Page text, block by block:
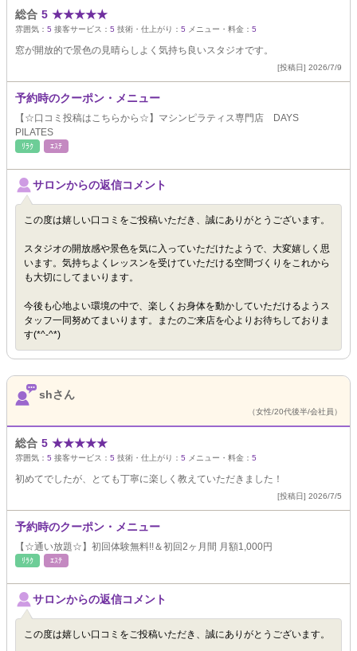
総合 5 ★★★★★
雰囲気： 5 接客サービス： 5 技術・仕上がり： 5 メニュー・料金： 5
窓が開放的で景色の見晴らしよく気持ち良いスタジオです。
[投稿日] 2026/7/9
予約時のクーポン・メニュー
【☆口コミ投稿はこちらから☆】マシンピラティス専門店 DAYS
PILATES
ﾘﾗｸ ｴｽﾃ
サロンからの返信コメント
この度は嬉しい口コミをご投稿いただき、誠にありがとうございます。
スタジオの開放感や景色を気に入っていただけたようで、大変嬉しく思
います。気持ちよくレッスンを受けていただける空間づくりをこれから
も大切にしてまいります。
今後も心地よい環境の中で、楽しくお身体を動かしていただけるようス
タッフ一同努めてまいります。またのご来店を心よりお待ちしておりま
す(*^-^*)
shさん
（女性/20代後半/会社員）
総合 5 ★★★★★
雰囲気： 5 接客サービス： 5 技術・仕上がり： 5 メニュー・料金： 5
初めてでしたが、とても丁寧に楽しく教えていただきました！
[投稿日] 2026/7/5
予約時のクーポン・メニュー
【☆通い放題☆】初回体験無料!!＆初回2ヶ月間 月額1,000円
ﾘﾗｸ ｴｽﾃ
サロンからの返信コメント
この度は嬉しい口コミをご投稿いただき、誠にありがとうございます。